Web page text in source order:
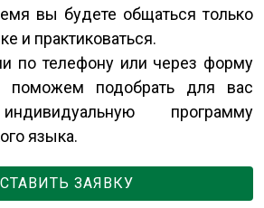
вы будете общаться только
и практиковаться.
по телефону или через форму
подобрать для вас
программу
языка.
ЗАЯВКУ